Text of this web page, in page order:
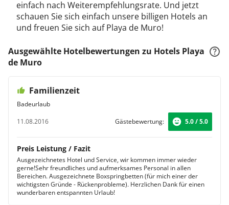
einfach nach Weiterempfehlungsrate. Und jetzt
schauen Sie sich einfach unsere billigen Hotels an
und freuen Sie sich auf Playa de Muro!
Ausgewählte Hotelbewertungen zu Hotels Playa
de Muro
Familienzeit
Badeurlaub
11.08.2016
Gästebewertung: 5.0 / 5.0
Preis Leistung / Fazit
Ausgezeichnetes Hotel und Service, wir kommen immer wieder
gerne!Sehr freundliches und aufmerksames Personal in allen
Bereichen. Ausgezeichnete Boxspringbetten (für mich einer der
wichtigsten Gründe - Rückenprobleme). Herzlichen Dank für einen
wunderbaren entspannten Urlaub!